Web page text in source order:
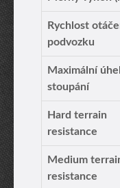
Rychlost
podvozku
Maximální úhel
stoupání
Hard terrain
resistance
Medium
resistance